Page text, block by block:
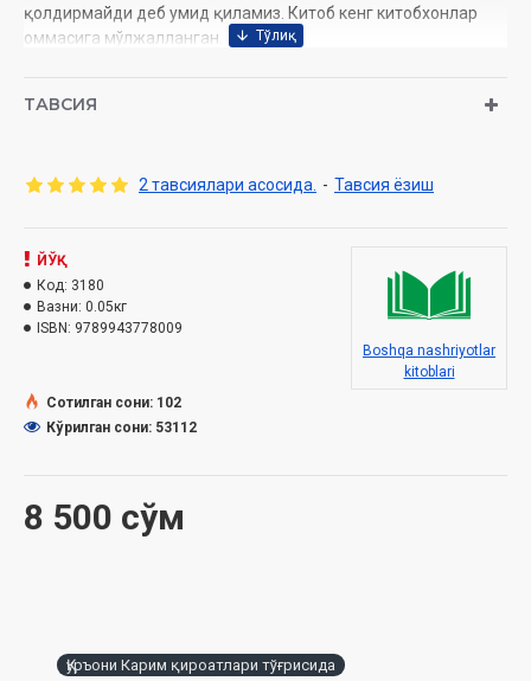
қолдирмайди деб умид қиламиз. Китоб кенг китобхонлар
оммасига мўлжалланган.
Нашриёт
ISBN: 978-9943-7780-0-9
Ўзбекистон Республикаси Вазирлар Маҳкамаси
ҳузуридаги Дин ишлари бўйича қўмитанинг 2021 йил 11
ноябрдаги 03-07/6920-сонли хулосаси асосида
Мундарижа
Қуръон ва қироатлар
Ҳозир ҳам бирор қироат яратиш мумкинми?
ТАВСИЯ
2 тавсиялари асосида. - Тавсия ёзиш
8 500 сўм
ЙЎҚ
Код: 3180
Вазни: 0.05кг
ISBN: 9789943778009
Boshqa nashriyotlar
kitoblari
Сотилган сони: 102
Кўрилган сони: 53112
Қуръони Карим қироатлари тўғрисида